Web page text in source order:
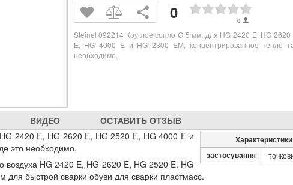
0 0
Steinel 092214 Круглое сопло Ø 5 мм, для HG 2420 E, HG 2620
E, HG 4000 E и HG 2300 EM, концентрированное тепло
необходимо.
ВИДЕО ОСТАВИТЬ ОТЗЫВ
Характеристики
застосування
2420 E, HG 2620 E, HG 2520 E, HG 4000 E и
это необходимо.
HG 2420 E, HG 2620 E, HG 2520 E, HG
быстрой сварки обуви для сварки пластмасс.